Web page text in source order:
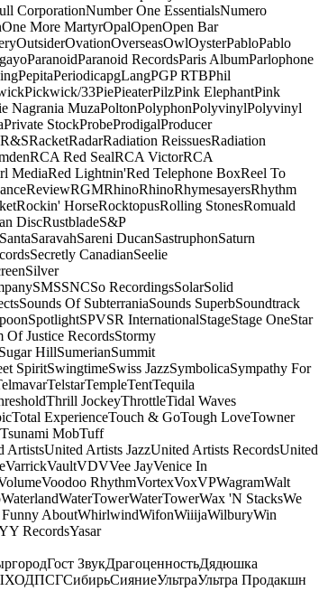
CorporationNumber One EssentialsNumero
One More MartyrOpalOpenOpen Bar
OutsiderOvationOverseasOwlOysterPabloPablo
ParanoidParanoid RecordsParis AlbumParlophone
PepitaPeriodicapgLangPGP RTBPhil
Pickwick/33PiePieaterPilzPink ElephantPink
Nagrania MuzaPoltonPolyphonPolyvinylPolyvinyl
Private StockProbeProdigalProducer
R&SRacketRadarRadiation ReissuesRadiation
RCA Red SealRCA VictorRCA
MediaRed Lightnin'Red Telephone BoxReel To
ReviewRGMRhinoRhinoRhymesayersRhythm
Rockin' HorseRocktopusRolling StonesRomuald
DiscRustbladeS&P
SantaSaravahSareni DucanSastruphonSaturn
Secretly CanadianSeelie
Silver
SMSSNCSo RecordingsSolarSolid
Sounds Of SubterraniaSounds SuperbSoundtrack
SpotlightSPVSR InternationalStageStage OneStar
Of Justice RecordsStormy
Sugar HillSumerianSummit
SpiritSwingtimeSwiss JazzSymbolicaSympathy For
TelstarTempleTentTequila
Thrill JockeyThrottleTidal Waves
Total ExperienceTouch & GoTough LoveTowner
Tsunami MobTuff
ArtistsUnited Artists JazzUnited Artists RecordsUnited
VarrickVaultVDVVee JayVenice In
Voodoo RhythmVortexVoxVPWagramWalt
WaterlandWaterTowerWaterTowerWax 'N StacksWe
AboutWhirlwindWifonWiiijaWilburyWin
Y RecordsYasar
Гост ЗвукДрагоценностьДядюшка
ПСГСибирьСияниеУльтраУльтра Продакшн